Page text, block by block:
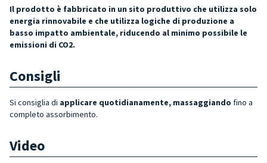
Il prodotto è fabbricato in un sito produttivo che utilizza solo
energia rinnovabile e che utilizza logiche di produzione a
basso impatto ambientale, riducendo al minimo possibile le
emissioni di CO2.
Consigli
Si consiglia di applicare quotidianamente, massaggiando fino a
completo assorbimento.
Video